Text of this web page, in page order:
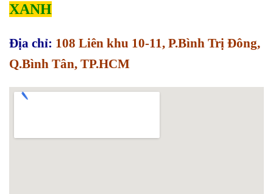
XANH
Địa chỉ: 108 Liên khu 10-11, P.Bình Trị Đông,
Q.Bình Tân, TP.HCM